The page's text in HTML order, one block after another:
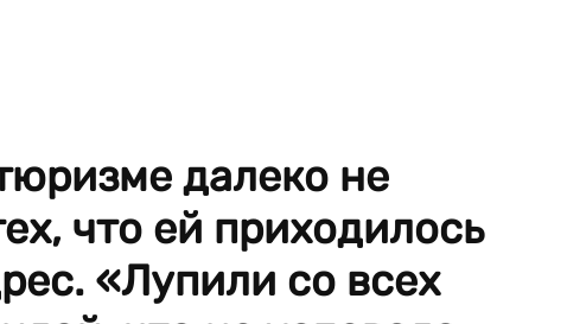
далеко не
что ей приходилось
«Лупили со всех